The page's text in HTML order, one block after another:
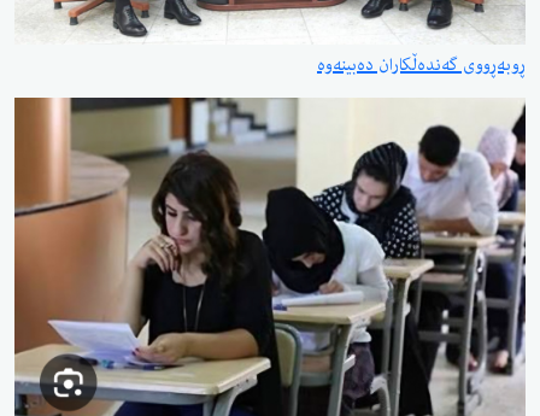
ڕوبەڕووی گەندەڵکاران دەبینەوە